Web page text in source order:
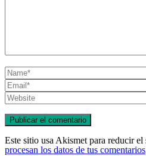
Este sitio usa Akismet para reducir el
procesan los datos de tus comentarios